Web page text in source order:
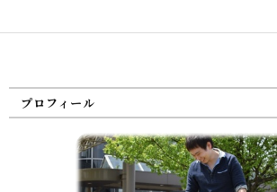
プロフィール